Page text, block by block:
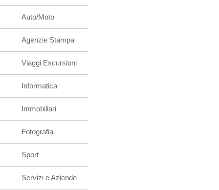
Auto/Moto
Agenzie Stampa
Viaggi Escursioni
Informatica
Immobiliari
Fotografia
Sport
Servizi e Aziende